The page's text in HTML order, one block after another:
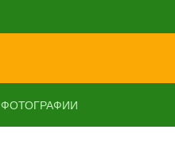
ФОТОГРАФИИ